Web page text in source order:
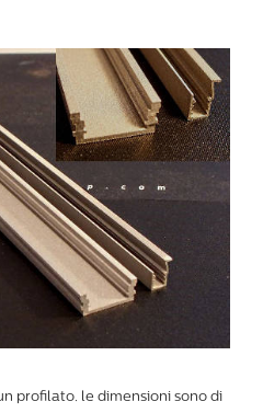
profilato. le dimensioni sono di